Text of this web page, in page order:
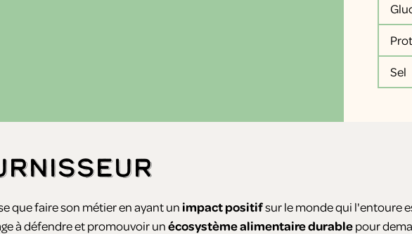
Sel
que faire son métier en ayant un impact positifsur le monde qui l'entoure
à défendre et promouvoir unécosystème alimentaire durablepour